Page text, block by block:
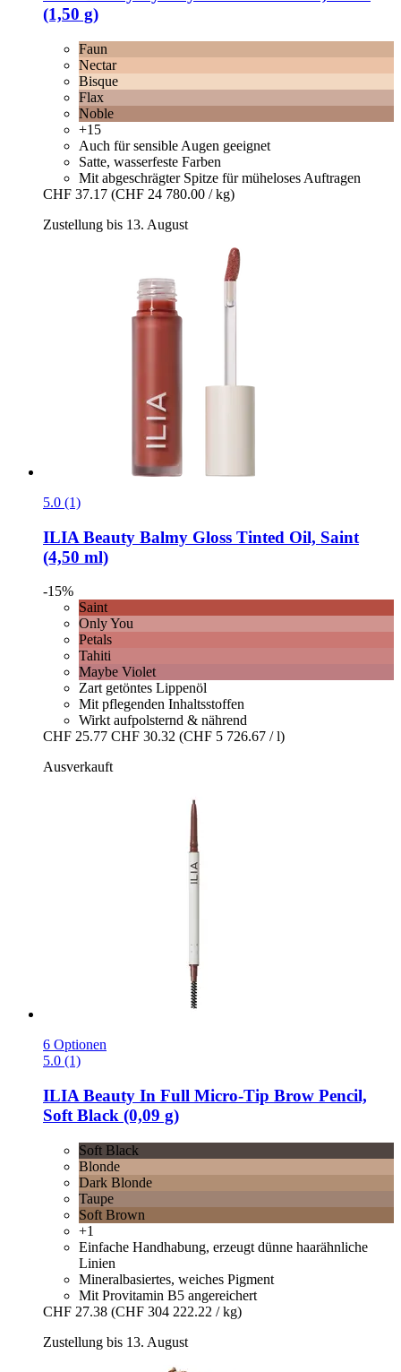
(1,50 g)
Faun
Nectar
Bisque
Flax
Noble
+15
Auch für sensible Augen geeignet
Satte, wasserfeste Farben
Mit abgeschrägter Spitze für müheloses Auftragen
CHF 37.17 (CHF 24 780.00 / kg)
Zustellung bis 13. August
5.0 (1)
ILIA Beauty Balmy Gloss Tinted Oil, Saint
(4,50 ml)
-15%
Saint
Only You
Petals
Tahiti
Maybe Violet
Zart getöntes Lippenöl
Mit pflegenden Inhaltsstoffen
Wirkt aufpolsternd & nährend
CHF 25.77 CHF 30.32 (CHF 5 726.67 / l)
Ausverkauft
6 Optionen
5.0 (1)
ILIA Beauty In Full Micro-​Tip Brow Pencil,
Soft Black (0,09 g)
Soft Black
Blonde
Dark Blonde
Taupe
Soft Brown
+1
Einfache Handhabung, erzeugt dünne haarähnliche
Linien
Mineralbasiertes, weiches Pigment
Mit Provitamin B5 angereichert
CHF 27.38 (CHF 304 222.22 / kg)
Zustellung bis 13. August